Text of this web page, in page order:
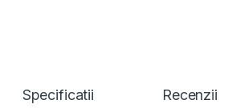
Specificatii Recenzii